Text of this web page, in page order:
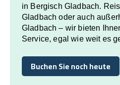
in Bergisch Gladbach.
Gladbach oder auch
Gladbach – wir bieten
Service, egal wie weit es
Buchen Sie noch heute
Buchen Sie noch heute